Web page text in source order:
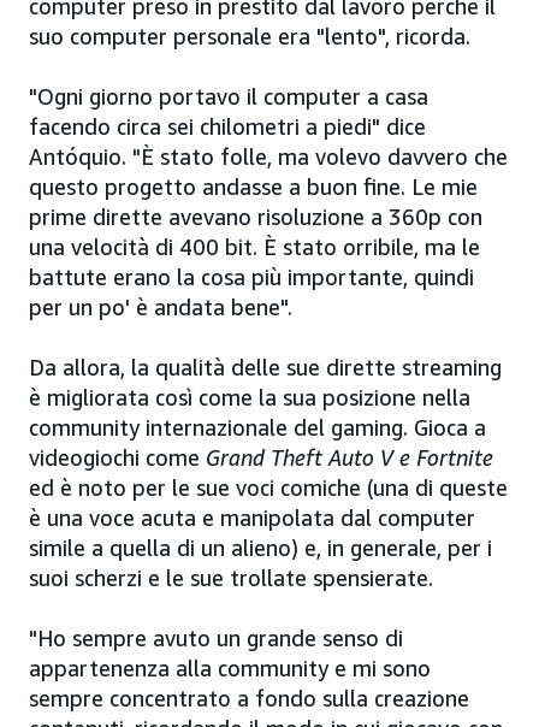
computer preso in prestito dal lavoro perché il
suo computer personale era "lento", ricorda.
"Ogni giorno portavo il computer a casa
facendo circa sei chilometri a piedi" dice
Antóquio. "È stato folle, ma volevo davvero che
questo progetto andasse a buon fine. Le mie
prime dirette avevano risoluzione a 360p con
una velocità di 400 bit. È stato orribile, ma le
battute erano la cosa più importante, quindi
per un po' è andata bene".
Da allora, la qualità delle sue dirette streaming
è migliorata così come la sua posizione nella
community internazionale del gaming. Gioca a
videogiochi come Grand Theft Auto V e Fortnite
ed è noto per le sue voci comiche (una di queste
è una voce acuta e manipolata dal computer
simile a quella di un alieno) e, in generale, per i
suoi scherzi e le sue trollate spensierate.
"Ho sempre avuto un grande senso di
appartenenza alla community e mi sono
sempre concentrato a fondo sulla creazione